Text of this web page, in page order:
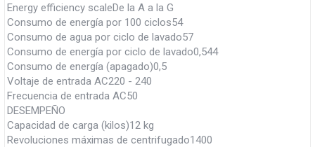
Energy efficiency scaleDe la A a la G
Consumo de energía por 100 ciclos54
Consumo de agua por ciclo de lavado57
Consumo de energía por ciclo de lavado0,544
Consumo de energía (apagado)0,5
Voltaje de entrada AC220 - 240
Frecuencia de entrada AC50
DESEMPEÑO
Capacidad de carga (kilos)12 kg
Revoluciones máximas de centrifugado1400